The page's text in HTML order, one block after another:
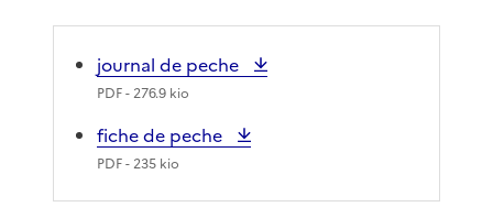
journal de peche
PDF- 276.9 kio
fiche de peche
PDF- 235 kio